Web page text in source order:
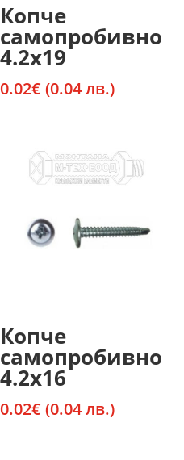
Копче
самопробивно
4.2х19
0.02€ (0.04 лв.)
Копче
самопробивно
4.2х16
0.02€ (0.04 лв.)